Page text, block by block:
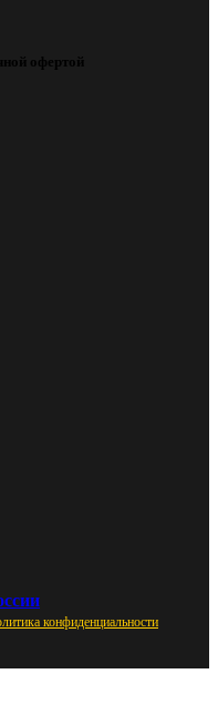
офертой
конфиденциальности